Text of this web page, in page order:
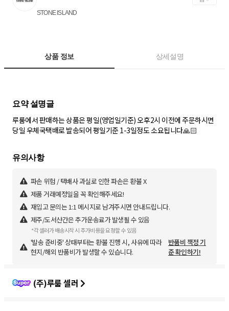
STONE ISLAND
상품 정보 상세설명
요약 설명글
루룸에서 판매하는 상품은 평일(영업일기준) 오후2시 이전에 주문하시면
당일 우체국택배로 발송되어 평일기준 1-3일정도 소요됩니다🙏🏻
유의사항
파손 위험 / 택배사 과실로 인한 파손은 환불 X
제품 거래예정일을 꼭 확인해주세요!
재입고 문의는 1:1 메시지로 남겨주시면 안내드립니다.
제주/도서산간은 추가운송료가 발생될 수 있음
*각 셀러가 배송시작 시 추가비용을 요청할 수 있음
'발송 준비중' 상태부터는 환불 진행 시, 사유에 따라
현지/해외 반품비가 발생할 수 있습니다.
반품비 책정 기
준 확인하기!
(주)루룸 셀러